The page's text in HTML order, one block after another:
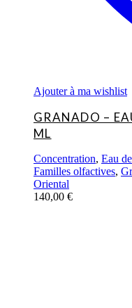
Ajouter à ma wishlist
GRANADO –
ML
Concentration, Eau
Familles olfactives,
Oriental
140,00 €